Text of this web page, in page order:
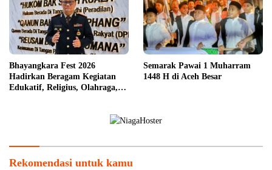
Bhayangkara Fest 2026
Hadirkan Beragam Kegiatan
Edukatif, Religius, Olahraga,
Semarak Pawai 1 Muharram
1448 H di Aceh Besar
Rekomendasi untuk kamu